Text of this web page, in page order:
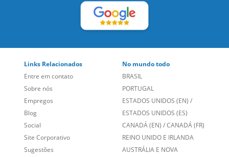
Links Relacionados
Entre em contato
Sobre nós
Empregos
Blog
Social
No mundo todo
BRASIL
PORTUGAL
ESTADOS UNIDOS (EN)/
ESTADOS UNIDOS (ES)
CANADÁ (EN) /CANADÁ (FR)